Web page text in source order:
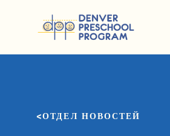
ОТДЕЛ НОВОСТЕЙ